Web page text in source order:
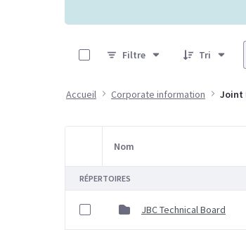
Filtre
Tri
Accueil Corporate information Joint
Sélection d'article
Nom
RÉPERTOIRES
JBC Technical Board